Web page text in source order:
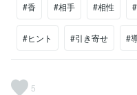
#香 #相手 #相性
#ヒント #引き寄せ #
5